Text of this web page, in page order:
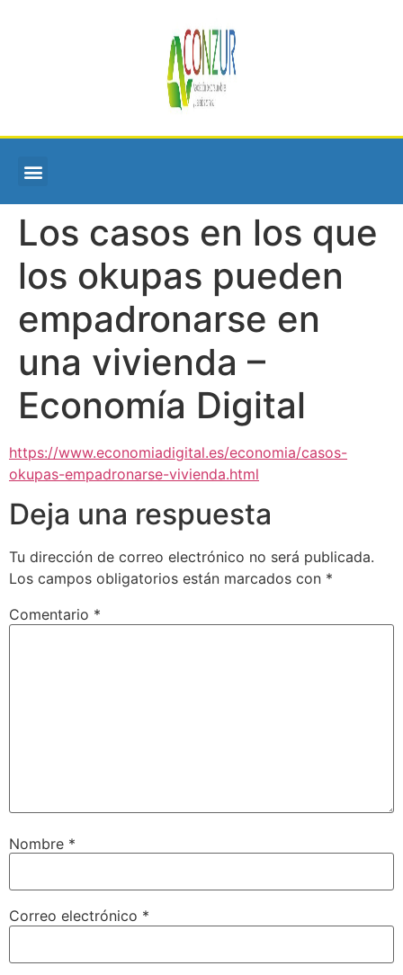
Los casos en los que
los okupas pueden
empadronarse en
una vivienda –
Economía Digital
https://www.economiadigital.es/economia/casos-
okupas-empadronarse-vivienda.html
Deja una respuesta
Tu dirección de correo electrónico no será publicada.
Los campos obligatorios están marcados con *
Comentario *
Nombre *
Correo electrónico *